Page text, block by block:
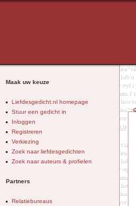
Maak uw keuze
Liefdesgedicht.nl homepage
Stuur een gedicht in
Inloggen
Registreren
Verkiezing
Zoek naar liefdesgedichten
Zoek naar auteurs & profielen
Partners
Relatiebureaus